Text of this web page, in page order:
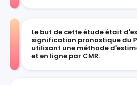
Le but de cette étude était
signification pronostique du
utilisant une méthode
et en ligne par CMR.